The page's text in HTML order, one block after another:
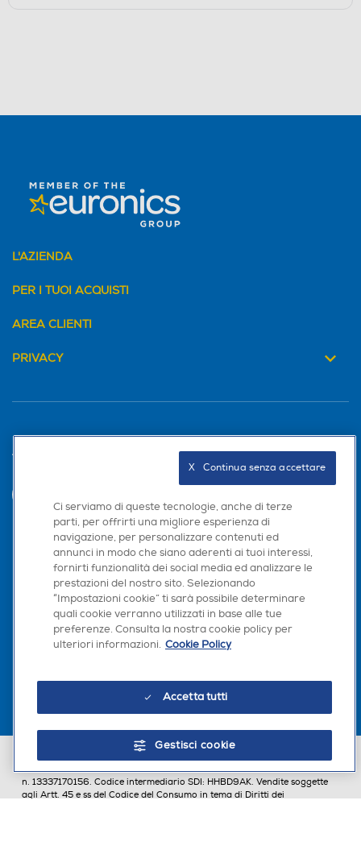
L'AZIENDA
PER I TUOI ACQUISTI
AREA CLIENTI
PRIVACY
Trova negozio
Seguici sui social
Scarica la nostra app
Partita Iva, Codice Fiscale e iscrizione CCIAA Milano Monza Brianza Lodi
n. 13337170156. Codice intermediario SDI: HHBD9AK. Vendite soggette
agli Artt. 45 e ss del Codice del Consumo in tema di Diritti dei
Ci serviamo di queste tecnologie, anche di terze
parti, per offrirti una migliore esperienza di
navigazione, per personalizzare contenuti ed
annunci in modo che siano aderenti ai tuoi interessi,
fornirti funzionalità dei social media ed analizzare le
prestazioni del nostro sito. Selezionando
“Impostazioni cookie” ti sarà possibile determinare
quali cookie verranno utilizzati in base alle tue
preferenze. Consulta la nostra cookie policy per
ulteriori informazioni. Cookie Policy
Accetta tutti
Gestisci cookie
X   Continua senza accettare